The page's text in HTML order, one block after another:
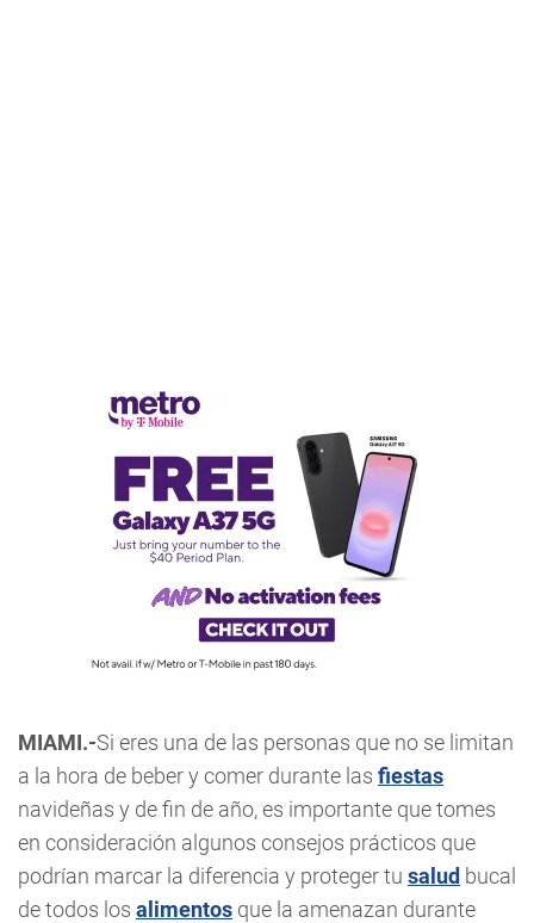
MIAMI.-Si eres una de las personas que no se limitan
a la hora de beber y comer durante las fiestas
navideñas y de fin de año, es importante que tomes
en consideración algunos consejos prácticos que
podrían marcar la diferencia y proteger tu salud bucal
de todos los alimentos que la amenazan durante